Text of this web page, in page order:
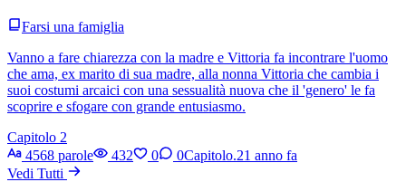
Farsi una famiglia
Vanno a fare chiarezza con la madre e Vittoria fa incontrare l'uomo
che ama, ex marito di sua madre, alla nonna Vittoria che cambia i
suoi costumi arcaici con una sessualità nuova che il 'genero' le fa
scoprire e sfogare con grande entusiasmo.
Capitolo 2
4568 parole
432 0 0Capitolo.21 anno fa
Vedi Tutti